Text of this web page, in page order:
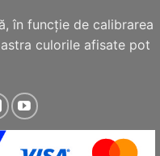
în funcţie de calibrarea
culorile afisate pot